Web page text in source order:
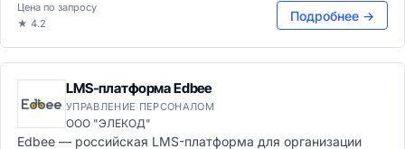
Цена по запросу
★ 4.2
Подробнее →
LMS-платформа Edbee
УПРАВЛЕНИЕ ПЕРСОНАЛОМ
ООО "ЭЛЕКОД"
Edbee — российская LMS-платформа для организации